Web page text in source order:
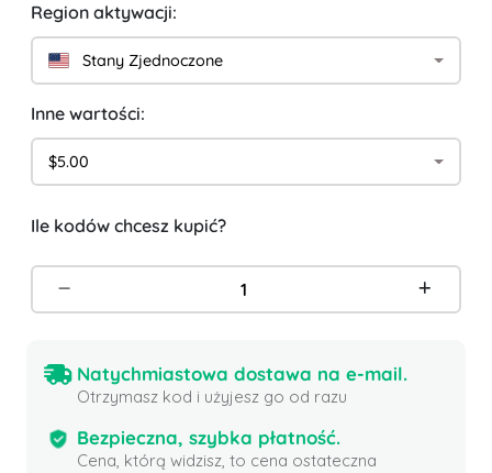
Region aktywacji:
Stany Zjednoczone
Inne wartości:
$5.00
Ile kodów chcesz kupić?
Natychmiastowa dostawa na e-mail.
Otrzymasz kod i użyjesz go od razu
Bezpieczna, szybka płatność.
Cena, którą widzisz, to cena ostateczna